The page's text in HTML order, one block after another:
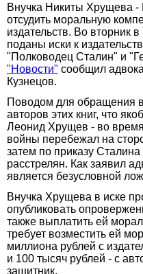
Внучка Никиты Хрущева
отсудить моральную
издательств. Во вторник
поданы иски к
"Полководец Сталин" и
"Новости" сообщил
Кузнецов.
Поводом для обращения
авторов этих книг, что
Леонид Хрущев - во
войны перебежал на
затем по приказу
расстрелян. Как заявил
является безусловной
Внучка Хрущева в иске
опубликовать
также выплатить ей
требует возместить ей
миллиона рублей с
и 100 тысяч рублей - с
защитник.